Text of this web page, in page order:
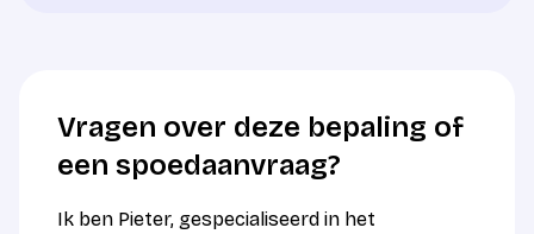
Vragen over deze bepaling of
een spoedaanvraag?
Ik ben Pieter, gespecialiseerd in het